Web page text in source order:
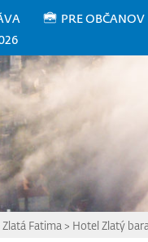
PRE OBČANOV
Fatima > Hotel Zlatý